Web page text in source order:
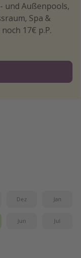
Außenpools,
Spa &
17€ p.P.
Dez Jan
Jun Jul